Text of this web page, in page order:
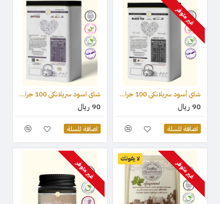
غير متوفر
شاي أسود سريلانكي 100 جرام - OPA
90 ريال
اضافة للسلة
شاي اسود سريلانكي 100 جرام - OP1
90 ريال
اضافة للسلة
لا يفوتك
غير متوفر غير متوفر